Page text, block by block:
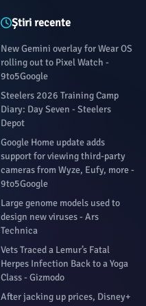
Știri recente
New Gemini overlay for Wear OS
rolling out to Pixel Watch -
9to5Google
Steelers 2026 Training Camp
Diary: Day Seven - Steelers
Depot
Google Home update adds
support for viewing third-party
cameras from Wyze, Eufy, more -
9to5Google
Large genome models used to
design new viruses - Ars
Technica
Vets Traced a Lemur’s Fatal
Herpes Infection Back to a Yoga
Class - Gizmodo
After jacking up prices, Disney+